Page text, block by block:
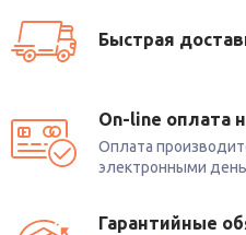
Быстрая
On-line оплата
Оплата
электронными
Гарантийные